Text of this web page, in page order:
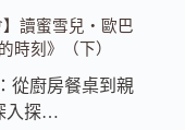
】讀蜜雪兒・歐巴
時刻》（下）
從廚房餐桌到親
入探…